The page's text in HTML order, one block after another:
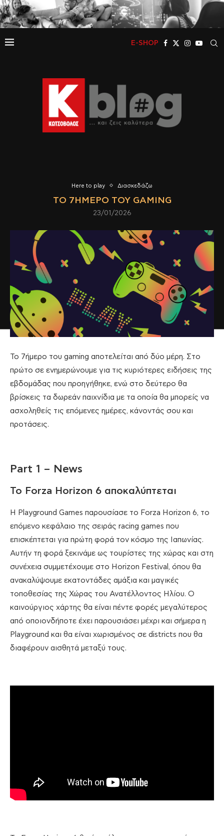
E-SHOP
Here to play Διασκεδάζω
ΤΟ 7ΉΜΕΡΟ ΤΟΥ GAMING
23/01/2026
Το 7ήμερο του gaming αποτελείται από δύο μέρη. Στο
πρώτο σε ενημερώνουμε για τις κυριότερες ειδήσεις της
εβδομάδας που προηγήθηκε, ενώ στο δεύτερο θα
βρίσκεις τα δωρεάν παιχνίδια με τα οποία θα μπορείς να
ασχοληθείς τις επόμενες ημέρες, κάνοντάς σου και
προτάσεις.
Part 1 – News
Το Forza Horizon 6 αποκαλύπτεται
Η Playground Games παρουσίασε το Forza Horizon 6, το
επόμενο κεφάλαιο της σειράς racing games που
επισκέπτεται για πρώτη φορά τον κόσμο της Ιαπωνίας.
Αυτήν τη φορά ξεκινάμε ως τουρίστες της χώρας και στη
συνέχεια συμμετέχουμε στο Horizon Festival, όπου θα
ανακαλύψουμε εκατοντάδες αμάξια και μαγικές
τοποθεσίας της Χώρας του Ανατέλλοντος Ηλίου. Ο
καινούργιος χάρτης θα είναι πέντε φορές μεγαλύτερος
από οποιονδήποτε έχει παρουσιάσει μέχρι και σήμερα η
Playground και θα είναι χωρισμένος σε districts που θα
διαφέρουν αισθητά μεταξύ τους.